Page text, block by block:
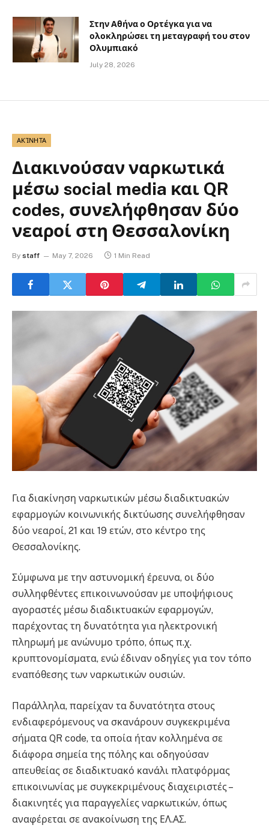
Στην Αθήνα ο Ορτέγκα για να
ολοκληρώσει τη μεταγραφή του στον
Ολυμπιακό
July 28, 2026
ΑΚΊΝΗΤΑ
Διακινούσαν ναρκωτικά
μέσω social media και QR
codes, συνελήφθησαν δύο
νεαροί στη Θεσσαλονίκη
By staff May 7, 2026 1 Min Read
Για διακίνηση ναρκωτικών μέσω διαδικτυακών
εφαρμογών κοινωνικής δικτύωσης συνελήφθησαν
δύο νεαροί, 21 και 19 ετών, στο κέντρο της
Θεσσαλονίκης.
Σύμφωνα με την αστυνομική έρευνα, οι δύο
συλληφθέντες επικοινωνούσαν με υποψήφιους
αγοραστές μέσω διαδικτυακών εφαρμογών,
παρέχοντας τη δυνατότητα για ηλεκτρονική
πληρωμή με ανώνυμο τρόπο, όπως π.χ.
κρυπτονομίσματα, ενώ έδιναν οδηγίες για τον τόπο
εναπόθεσης των ναρκωτικών ουσιών.
Παράλληλα, παρείχαν τα δυνατότητα στους
ενδιαφερόμενους να σκανάρουν συγκεκριμένα
σήματα QR code, τα οποία ήταν κολλημένα σε
διάφορα σημεία της πόλης και οδηγούσαν
απευθείας σε διαδικτυακό κανάλι πλατφόρμας
επικοινωνίας με συγκεκριμένους διαχειριστές –
διακινητές για παραγγελίες ναρκωτικών, όπως
αναφέρεται σε ανακοίνωση της ΕΛ.ΑΣ.